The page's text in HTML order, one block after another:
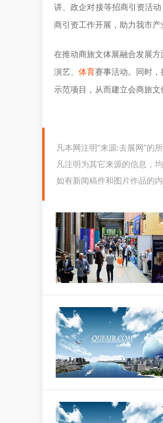
讲、政企对接等招商引资活
商引资工作开展，助力我市产
在推动商旅文体展融合发展
演艺、体育赛事活动。同时
示范项目，从而建立会商旅文
凡本网注明“来源:去展网”的
凡注明为其它来源的信息，
如有新闻稿件和图片作品的